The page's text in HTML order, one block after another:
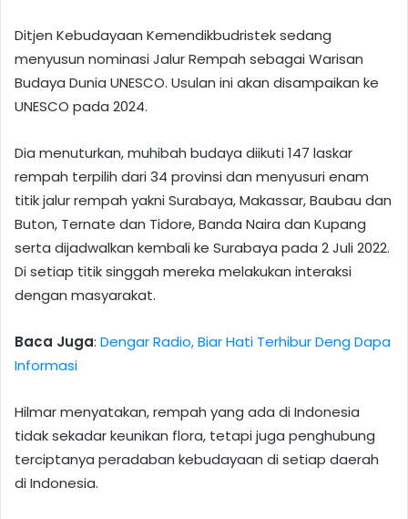
Ditjen Kebudayaan Kemendikbudristek sedang
menyusun nominasi Jalur Rempah sebagai Warisan
Budaya Dunia UNESCO. Usulan ini akan disampaikan ke
UNESCO pada 2024.
Dia menuturkan, muhibah budaya diikuti 147 laskar
rempah terpilih dari 34 provinsi dan menyusuri enam
titik jalur rempah yakni Surabaya, Makassar, Baubau dan
Buton, Ternate dan Tidore, Banda Naira dan Kupang
serta dijadwalkan kembali ke Surabaya pada 2 Juli 2022.
Di setiap titik singgah mereka melakukan interaksi
dengan masyarakat.
Baca Juga: Dengar Radio, Biar Hati Terhibur Deng Dapa
Informasi
Hilmar menyatakan, rempah yang ada di Indonesia
tidak sekadar keunikan flora, tetapi juga penghubung
terciptanya peradaban kebudayaan di setiap daerah
di Indonesia.